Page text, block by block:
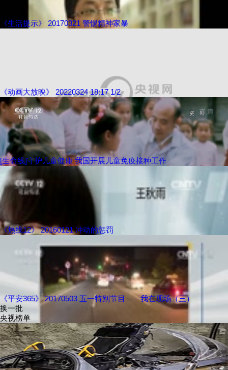
《生活提示》 20170321 警惕精神家暴
《动画大放映》 20220324 18:17 1/2
[生命线]守护儿童健康 我国开展儿童免疫接种工作
《热线12》 20160121 冲动的惩罚
《平安365》 20170503 五一特别节目——我在现场（三）
换一批
央视榜单